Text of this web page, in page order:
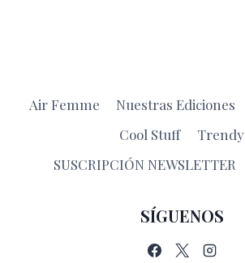
Air Femme Nuestras Ediciones
Cool Stuff
Trendy
SUSCRIPCIÓN NEWSLETTER
SÍGUENOS